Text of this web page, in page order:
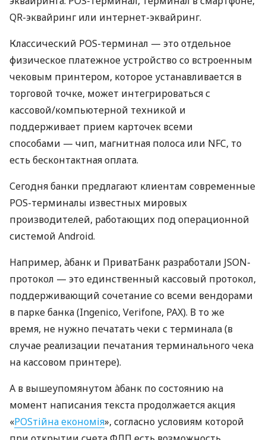
QR-эквайринг или интернет-эквайринг.
Классический POS-терминал — это отдельное
физическое платежное устройство со встроенным
чековым принтером, которое устанавливается в
торговой точке, может интегрироваться с
кассовой/компьютерной техникой и
поддерживает прием карточек всеми
способами — чип, магнитная полоса или NFC, то
есть бесконтактная оплата.
Сегодня банки предлагают клиентам современные
POS-терминалы известных мировых
производителей, работающих под операционной
системой Android.
Например, àбанк и ПриватБанк разработали JSON-
протокол — это единственный кассовый протокол,
поддерживающий сочетание со всеми вендорами
в парке банка (Ingenico, Verifone, PAX). В то же
время, не нужно печатать чеки с терминала (в
случае реализации печатания терминального чека
на кассовом принтере).
А в вышеупомянутом àбанк по состоянию на
момент написания текста продолжается акция
«POSтійна економія», согласно условиям которой